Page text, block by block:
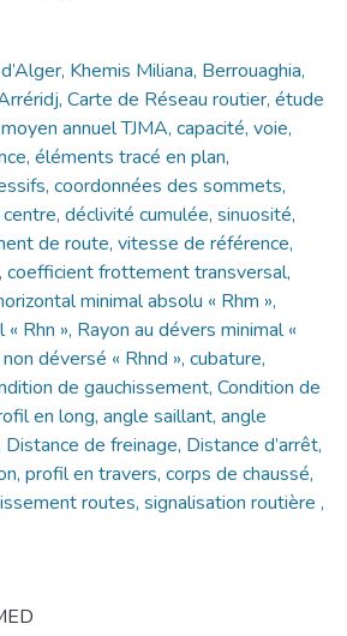
Khemis Miliana, Berrouaghia,
Carte de Réseau routier, étude
annuel TJMA, capacité, voie,
éléments tracé en plan,
coordonnées des sommets,
déclivité cumulée, sinuosité,
de route, vitesse de référence,
coefficient frottement transversal,
minimal absolu « Rhm »,
Rhn », Rayon au dévers minimal «
déversé « Rhnd », cubature,
de gauchissement, Condition de
en long, angle saillant, angle
de freinage, Distance d’arrêt,
profil en travers, corps de chaussé,
routes, signalisation routière ,